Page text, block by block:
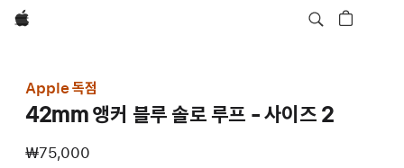
Apple
Apple 독점
42mm 앵커 블루 솔로 루프 - 사이즈 2
₩75,000